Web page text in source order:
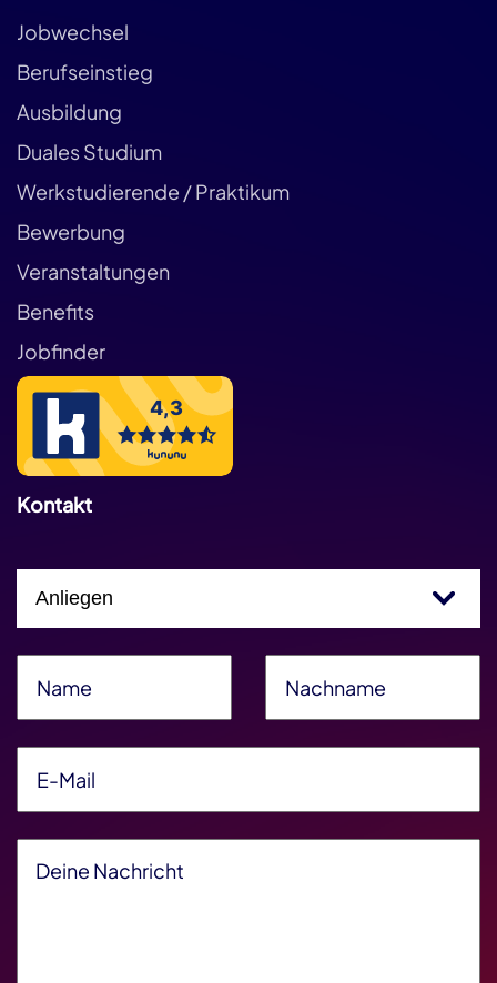
Jobwechsel
Berufseinstieg
Ausbildung
Duales Studium
Werkstudierende / Praktikum
Bewerbung
Veranstaltungen
Benefits
Jobfinder
Kontakt